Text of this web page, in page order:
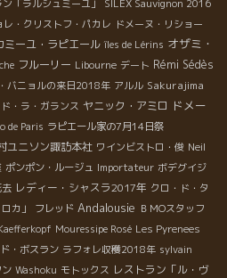
「ラルシュミーユ」
SILEX Sauvignon 2016
レ・クリストフ・パカレ ドメーヌ・リショー
ミーユ・ラピエール îles de Lérins オザミ・
フルーリー Libourne デート Rémi Sédès
バニョルの来日2018年 アルル Sakurajima
・ラ・ガランス ヤニック・アミロ ドメー
de Paris ラピエール家の7月14日祭
ユニソン諏訪本社 ワインビストロ・俊 Neil
ポンポン・ルージュ Importateur ボデグイジ
レディー・シャスラ2017年 クロ・ド・タ
カ」 フレッド Andalousie ＢＭОスタッフ
Mouressipe Rosé Les Pyrenees
・ボスラン ラフォレ収穫2018年 sylvain
Washoku モトックス レストラン「ル・ヴ